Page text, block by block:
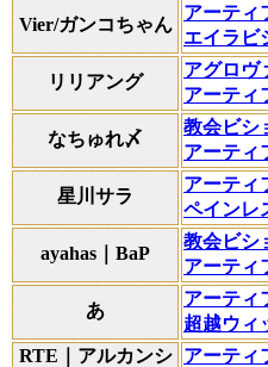
Vier/ガンコちゃん
アーティ
エイラビ
リリアング
アグロヴ
アーティ
なちゅれ〆
教会ビシ
アーティ
星川サラ
アーティ
ペインレ
ayahas｜BaP
教会ビシ
アーティ
あ
アーティ
超越ウィ
RTE｜アルカンシ
アーティ